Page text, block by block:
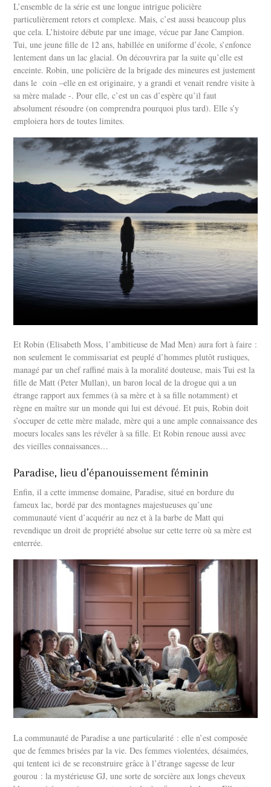
L’ensemble de la série est une longue intrigue policière
particulièrement retors et complexe. Mais, c’est aussi beaucoup plus
que cela. L’histoire débute par une image, vécue par Jane Campion.
Tui, une jeune fille de 12 ans, habillée en uniforme d’école, s’enfonce
lentement dans un lac glacial. On découvrira par la suite qu’elle est
enceinte. Robin, une policière de la brigade des mineures est justement
dans le coin –elle en est originaire, y a grandi et venait rendre visite à
sa mère malade -. Pour elle, c’est un cas d’espère qu’il faut
absolument résoudre (on comprendra pourquoi plus tard). Elle s’y
emploiera hors de toutes limites.
Et Robin (Elisabeth Moss, l’ambitieuse de Mad Men) aura fort à faire :
non seulement le commissariat est peuplé d’hommes plutôt rustiques,
managé par un chef raffiné mais à la moralité douteuse, mais Tui est la
fille de Matt (Peter Mullan), un baron local de la drogue qui a un
étrange rapport aux femmes (à sa mère et à sa fille notamment) et
règne en maître sur un monde qui lui est dévoué. Et puis, Robin doit
s’occuper de cette mère malade, mère qui a une ample connaissance des
moeurs locales sans les révéler à sa fille. Et Robin renoue aussi avec
des vieilles connaissances…
Paradise, lieu d’épanouissement féminin
Enfin, il a cette immense domaine, Paradise, situé en bordure du
fameux lac, bordé par des montagnes majestueuses qu’une
communauté vient d’acquérir au nez et à la barbe de Matt qui
revendique un droit de propriété absolue sur cette terre où sa mère est
enterrée.
La communauté de Paradise a une particularité : elle n’est composée
que de femmes brisées par la vie. Des femmes violentées, désaimées,
qui tentent ici de se reconstruire grâce à l’étrange sagesse de leur
gourou : la mystérieuse GJ, une sorte de sorcière aux longs cheveux